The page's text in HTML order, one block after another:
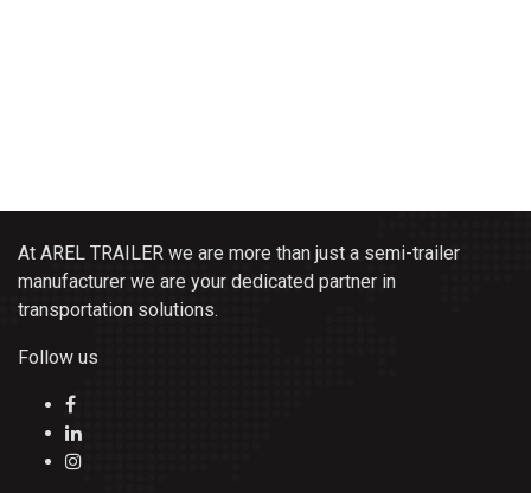
At AREL TRAILER we are more than just a semi-trailer
manufacturer we are your dedicated partner in
transportation solutions.
Follow us